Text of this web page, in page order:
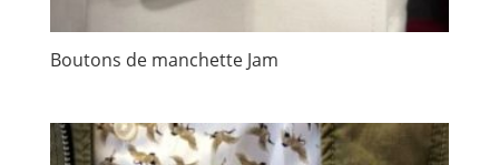
Boutons de manchette Jam